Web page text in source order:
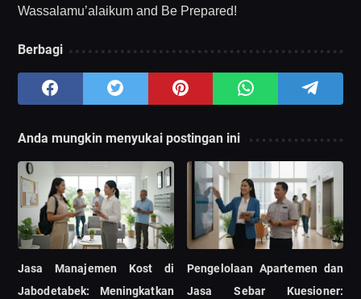
Wassalamu’alaikum and Be Prepared!
Berbagi
Anda mungkin menyukai postingan ini
Jasa Manajemen Kost di
Jabodetabek: Meningkatkan
Pengelolaan Apartemen dan
Jasa Sebar Kuesioner: